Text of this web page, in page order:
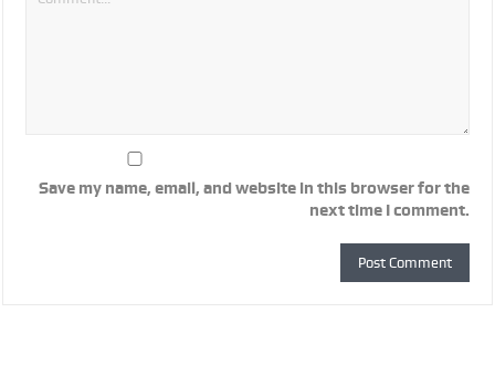
Save my name, email, and website in this browser for the
next time I comment.